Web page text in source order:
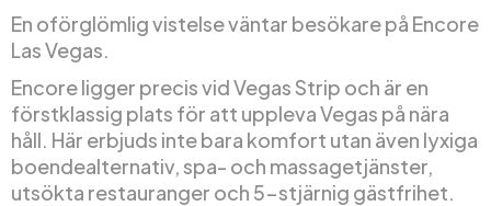
En oförglömlig vistelse väntar besökare på Encore
Las Vegas.
Encore ligger precis vid Vegas Strip och är en
förstklassig plats för att uppleva Vegas på nära
håll. Här erbjuds inte bara komfort utan även lyxiga
boendealternativ, spa- och massagetjänster,
utsökta restauranger och 5-stjärnig gästfrihet.